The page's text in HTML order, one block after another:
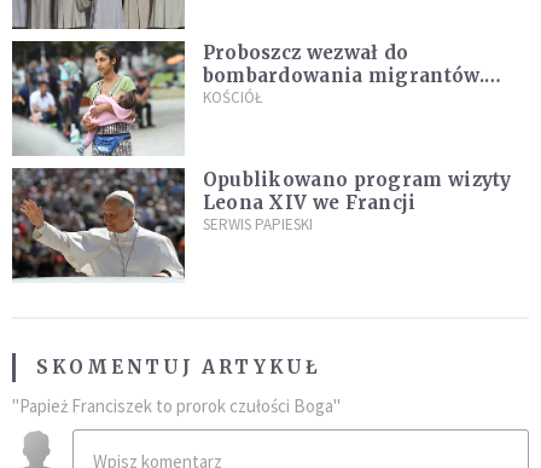
Proboszcz wezwał do
bombardowania migrantów.
"Masowy ogień przeciwko
KOŚCIÓŁ
Opublikowano program wizyty
Leona XIV we Francji
SERWIS PAPIESKI
SKOMENTUJ ARTYKUŁ
"Papież Franciszek to prorok czułości Boga"